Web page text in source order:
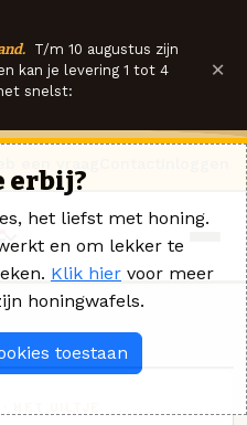
T/m 10 augustus zijn
kan je levering 1 tot 4
snelst:
×
erbij?
het liefst met honing.
en om lekker te
Klik hier voor meer
honingwafels.
toestaan